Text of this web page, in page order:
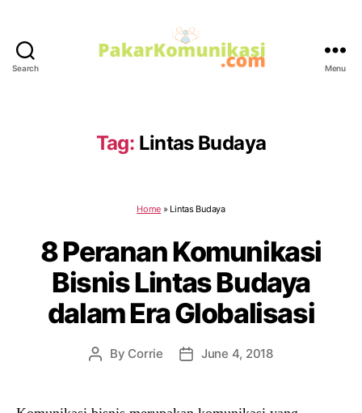
Search Menu
Tag: Lintas Budaya
Home » Lintas Budaya
8 Peranan Komunikasi
Bisnis Lintas Budaya
dalam Era Globalisasi
Post
By Corrie
PostJune 4, 2018